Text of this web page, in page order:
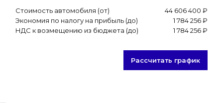
Стоимость автомобиля (от)
44 606 400 ₽
Экономия по налогу на прибыль (до)
1 784 256 ₽
НДС к возмещению из бюджета (до)
1 784 256 ₽
Рассчитать график